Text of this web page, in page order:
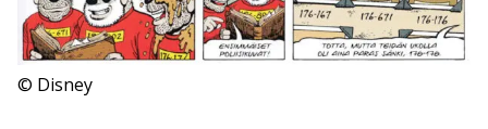
© Disney